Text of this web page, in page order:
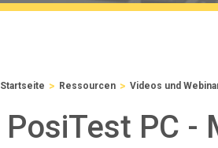
Startseite > Ressourcen > Videos und
PosiTest PC -